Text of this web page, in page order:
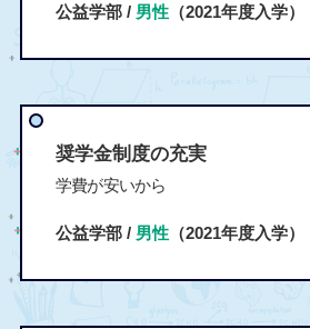
公益学部 / 男性（2021年度入学）
奨学金制度の充実
学費が安いから
公益学部 / 男性（2021年度入学）